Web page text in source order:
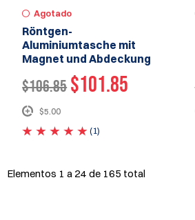
Agotado
Röntgen-
Aluminiumtasche mit
Magnet und Abdeckung
$106.85$101.85
$5.00
(1)
Elementos 1 a 24 de 165 total